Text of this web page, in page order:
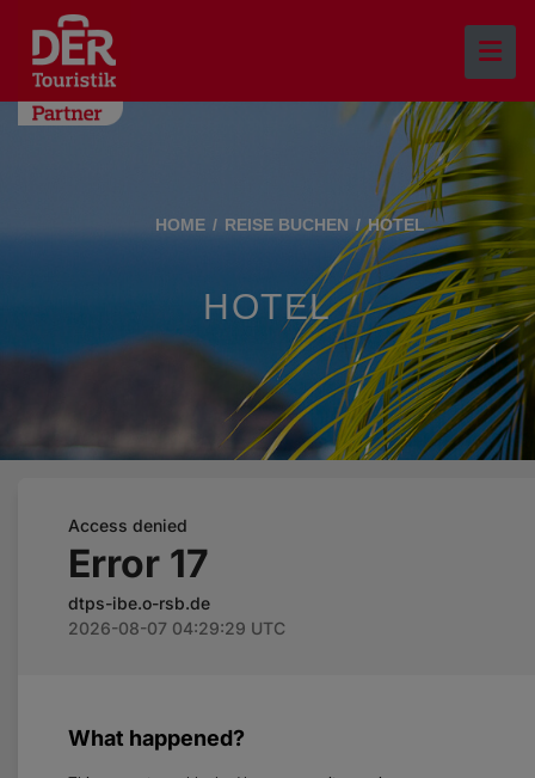
HOME REISE BUCHEN HOTEL
HOTEL